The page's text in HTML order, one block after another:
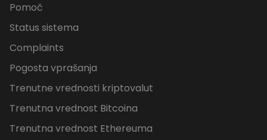
Pomoč
Status sistema
Complaints
Pogosta vprašanja
Trenutne vrednosti kriptovalut
Trenutna vrednost Bitcoina
Trenutna vrednost Ethereuma